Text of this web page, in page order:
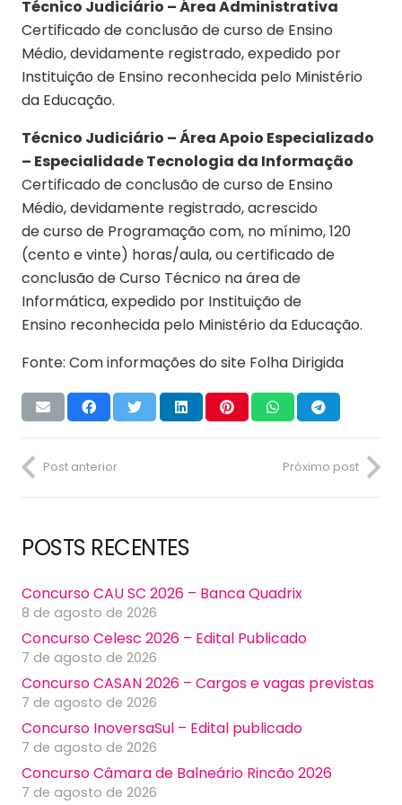
Técnico Judiciário – Área Administrativa
Certificado de conclusão de curso de Ensino
Médio, devidamente registrado, expedido por
Instituição de Ensino reconhecida pelo Ministério
da Educação.
Técnico Judiciário – Área Apoio Especializado
– Especialidade Tecnologia da Informação
Certificado de conclusão de curso de Ensino
Médio, devidamente registrado, acrescido
de curso de Programação com, no mínimo, 120
(cento e vinte) horas/aula, ou certificado de
conclusão de Curso Técnico na área de
Informática, expedido por Instituição de
Ensino reconhecida pelo Ministério da Educação.
Fonte: Com informações do site Folha Dirigida
Post anterior Próximo post
POSTS RECENTES
Concurso CAU SC 2026 – Banca Quadrix
8 de agosto de 2026
Concurso Celesc 2026 – Edital Publicado
7 de agosto de 2026
Concurso CASAN 2026 – Cargos e vagas previstas
7 de agosto de 2026
Concurso InoversaSul – Edital publicado
7 de agosto de 2026
Concurso Câmara de Balneário Rincão 2026
7 de agosto de 2026